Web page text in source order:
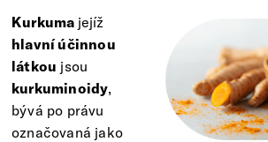
Kurkuma jejíž
hlavní účinnou
látkou jsou
kurkuminoidy,
bývá po právu
označovaná jako